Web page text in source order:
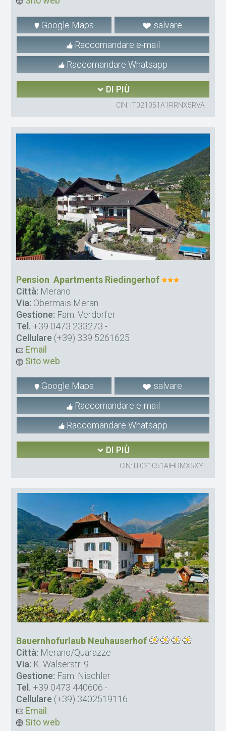
Google Maps
salvare
Raccomandare e-mail
Raccomandare Whatsapp
DI PIÙ
CIN: IT021051A1RRNX5RVA
Pension  Apartments Riedingerhof
Città: Merano
Via: Obermais Meran
Gestione: Fam. Verdorfer
Tel. +39 0473 233273 -
Cellulare (+39) 339 5261625
Email
Sito web
Google Maps
salvare
Raccomandare e-mail
Raccomandare Whatsapp
DI PIÙ
CIN: IT021051AIHRMX5XYI
Bauernhofurlaub Neuhauserhof
Città: Merano/Quarazze
Via: K. Walserstr. 9
Gestione: Fam. Nischler
Tel. +39 0473 440606 -
Cellulare (+39) 3402519116
Email
Sito web